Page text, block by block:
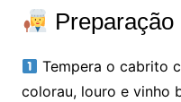
Preparação
Tempera o cabrito
colorau, louro e vinho